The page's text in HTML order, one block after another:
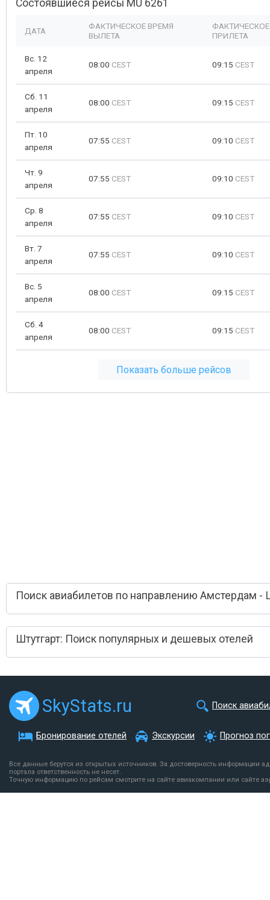
Состоявшиеся рейсы MU 6261
ДАТА
ФАКТИЧЕСКОЕ ВРЕМЯ
ВЫЛЕТА
ПРИЛЕТА
Вс. 12
апреля
08:00 CEST 09:15 CEST
Сб. 11
апреля
08:00 CEST 09:15 CEST
Пт. 10
апреля
07:55 CEST 09:10 CEST
Чт. 9
апреля
07:55 CEST 09:10 CEST
Ср. 8
апреля
07:55 CEST 09:10 CEST
Вт. 7
апреля
07:55 CEST 09:10 CEST
Вс. 5
апреля
08:00 CEST 09:15 CEST
Сб. 4
апреля
08:00 CEST 09:15 CEST
Показать больше рейсов
Поиск авиабилетов по направлению Амстердам -
Штутгарт: Поиск популярных и дешевых отелей
SkyStats.ru Поиск
Бронирование отелей Экскурсии Прогноз
Все данные берутся из открытых источников. За достоверность информации
портала ответственность не несет.
Точную информацию по рейсам смотрите на сайте авиакомпании или сайте